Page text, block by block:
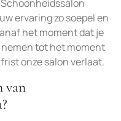
ervaring zo soepel en
het moment dat je
tot het moment
onze salon verlaat.
van